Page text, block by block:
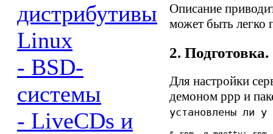
дистрибутивы
Linux
- BSD-
системы
- LiveCDs и
Описание
может быть легко
2. Подготовка.
Для настройки
демоном ppp и
установлены ли